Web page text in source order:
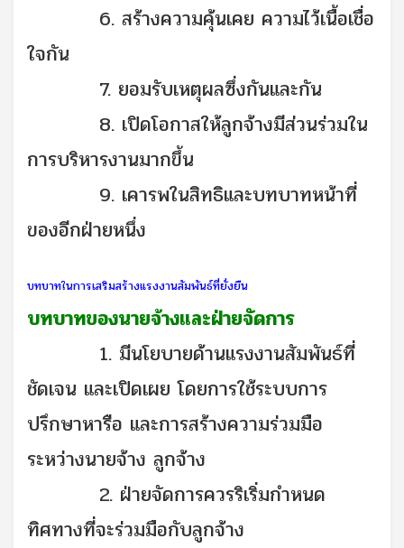
6. สร้างความคุ้นเคย ความไว้เนื้อเชื่อ
ใจกัน
7. ยอมรับเหตุผลซึ่งกันและกัน
8. เปิดโอกาสให้ลูกจ้างมีส่วนร่วมใน
การบริหารงานมากขึ้น
9. เคารพในสิทธิและบทบาทหน้าที่
ของอีกฝ่ายหนึ่ง
บทบาทในการเสริมสร้างแรงงานสัมพันธ์ที่ยั่งยืน
บทบาทของนายจ้างและฝ่ายจัดการ
1. มีนโยบายด้านแรงงานสัมพันธ์ที่
ชัดเจน และเปิดเผย โดยการใช้ระบบการ
ปรึกษาหารือ และการสร้างความร่วมมือ
ระหว่างนายจ้าง ลูกจ้าง
2. ฝ่ายจัดการควรริเริ่มกำหนด
ทิศทางที่จะร่วมมือกับลูกจ้าง